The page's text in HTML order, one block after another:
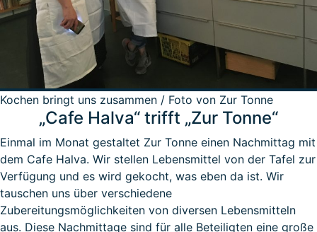
Kochen bringt uns zusammen / Foto von Zur Tonne
„Cafe Halva“ trifft „Zur Tonne“
Einmal im Monat gestaltet Zur Tonne einen Nachmittag mit
dem Cafe Halva. Wir stellen Lebensmittel von der Tafel zur
Verfügung und es wird gekocht, was eben da ist. Wir
tauschen uns über verschiedene
Zubereitungsmöglichkeiten von diversen Lebensmitteln
aus. Diese Nachmittage sind für alle Beteiligten eine große